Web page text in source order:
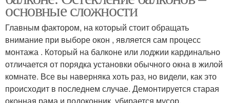
основные сложности
Главным фактором, на который стоит обращать
внимание при выборе окон , является сам процесс
монтажа . Который на балконе или лоджии кардинально
отличается от порядка установки обычного окна в жилой
комнате. Все вы наверняка хоть раз, но видели, как это
происходит в последнем случае. Демонтируется старая